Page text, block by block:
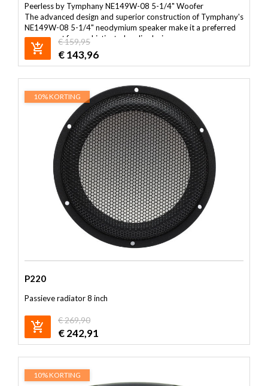
Peerless by Tymphany NE149W-08 5-1/4" Woofer
The advanced design and superior construction of Tymphany's
NE149W-08 5-1/4" neodymium speaker make it a preferred
component for sophisticated audio designs.
Cast aluminum frame promotes motor cooling
Sculpted design improves airflow and reduces reflections
Proprietary coated natural wood fiber cone with half-roll
rubber surround
Long-throw 1-1/2" voice coil on titanium former
Copper pole piece cap for extended HF response
8 ohm nominal impedance
€159,95
€143,96
P220
Passieve radiator 8 inch
€269,90
€242,91
10% KORTING
10% KORTING